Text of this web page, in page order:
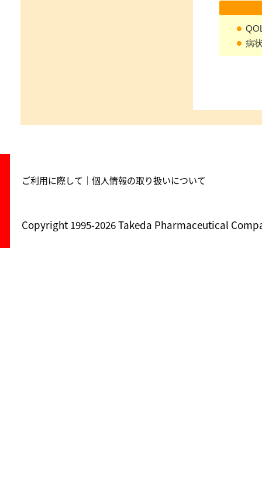
病
ご利用に際して 個人情報の取り扱いについて
Copyright 1995-2026 Takeda Pharmaceutical